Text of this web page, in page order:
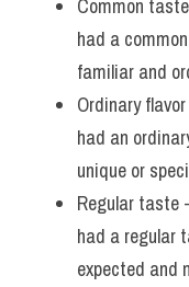
Common
had a
familiar and
Ordinary
had an
unique or
Regular taste -
had a regular
expected and